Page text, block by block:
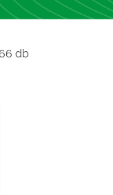
dbSorted